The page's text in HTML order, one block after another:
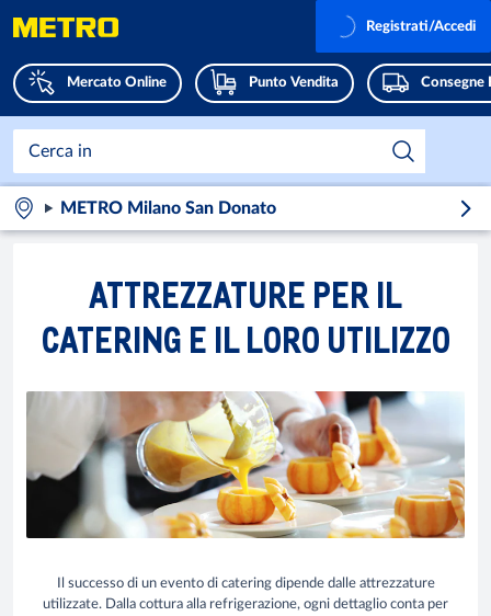
Mercato Online Punto Vendita Consegne
Registrati/Accedi
METRO Milano San Donato
ATTREZZATURE PER IL
CATERING E IL LORO UTILIZZO
Il successo di un evento di catering dipende dalle attrezzature
utilizzate. Dalla cottura alla refrigerazione, ogni dettaglio conta per